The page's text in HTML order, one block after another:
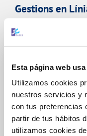
Esta página web
Utilizamos cookies
nuestros servicios y
con tus preferencias
partir de tus hábitos
utilizamos cookies
Gestions en
INCIDENCIES